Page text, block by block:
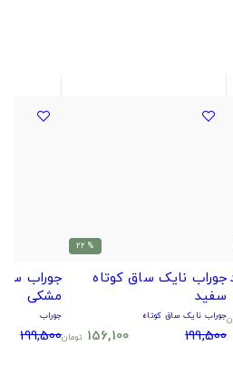
% 22
جوراب نایک ساق کوتاه
سفید
جوراب نایک ساق کوتاه
199,500
156,100 تومان
جوراب
مشکی
جوراب
199,500